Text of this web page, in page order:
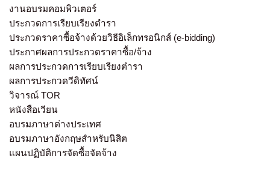
งานอบรมคอมพิวเตอร์
ประกวดการเรียบเรียงตำรา
ประกวดราคาซื้อจ้างด้วยวิธีอิเล็กทรอนิกส์ (e-bidding)
ประกาศผลการประกวดราคาซื้อ/จ้าง
ผลการประกวดการเรียบเรียงตำรา
ผลการประกวดวีดิทัศน์
วิจารณ์ TOR
หนังสือเวียน
อบรมภาษาต่างประเทศ
อบรมภาษาอังกฤษสำหรับนิสิต
แผนปฏิบัติการจัดซื้อจัดจ้าง